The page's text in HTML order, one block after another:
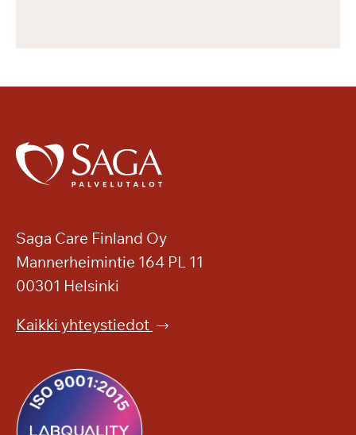
Saga Care Finland Oy
Mannerheimintie 164 PL 11
00301 Helsinki
Kaikki yhteystiedot